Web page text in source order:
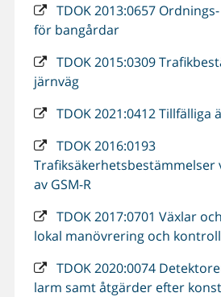
TDOK 2013:0657
för bangårdar
TDOK 2015:0309
järnväg
TDOK 2021:0412 Tillfälliga
TDOK 2016:0193
Trafiksäkerhetsbestämmelser
av GSM-R
TDOK 2017:0701 Växlar
lokal manövrering och kontroll
TDOK 2020:0074
larm samt åtgärder efter